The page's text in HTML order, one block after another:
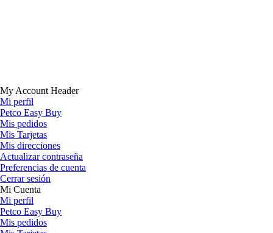
My Account Header
Mi perfil
Petco Easy Buy
Mis pedidos
Mis Tarjetas
Mis direcciones
Actualizar contraseña
Preferencias de cuenta
Cerrar sesión
Mi Cuenta
Mi perfil
Petco Easy Buy
Mis pedidos